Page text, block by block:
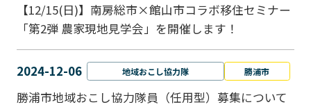
【12/15(日)】南房総市×館山市コラボ移住セミナー
「第2弾 農家現地見学会」を開催します！
2024-12-06 地域おこし協力隊 勝浦市
勝浦市地域おこし協力隊員（任用型）募集について